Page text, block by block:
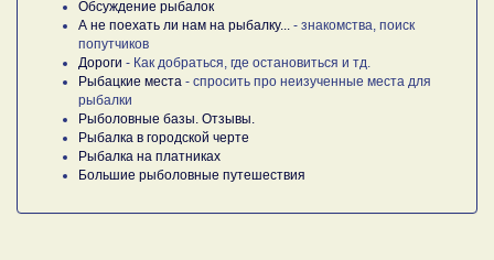
Обсуждение рыбалок
А не поехать ли нам на рыбалку...
- знакомства, поиск
попутчиков
Дороги - Как добраться, где остановиться и тд.
Рыбацкие места - спросить про неизученные места для
рыбалки
Рыболовные базы. Отзывы.
Рыбалка в городской черте
Рыбалка на платниках
Большие рыболовные путешествия